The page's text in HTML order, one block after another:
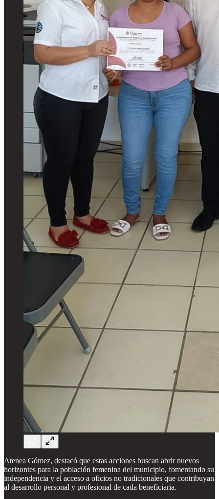
Atenea Gómez, destacó que estas acciones buscan abrir nuevos
horizontes para la población femenina del municipio, fomentando su
independencia y el acceso a oficios no tradicionales que contribuyan
al desarrollo personal y profesional de cada beneficiaria.